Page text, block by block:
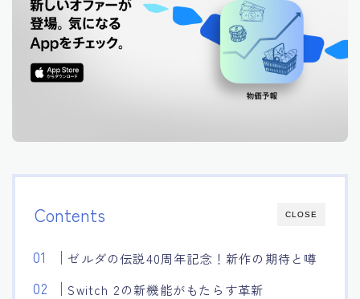
CLOSE
Contents
ゼルダの伝説40周年記念！新作の期待と噂
Switch 2の新機能がもたらす革新